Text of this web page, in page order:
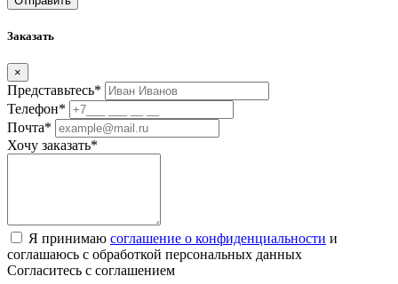
Заказать
×
Представьтесь*
Телефон*
Почта*
Хочу заказать*
Я принимаю соглашение о конфиденциальности и
соглашаюсь с обработкой персональных данных
Согласитесь с соглашением